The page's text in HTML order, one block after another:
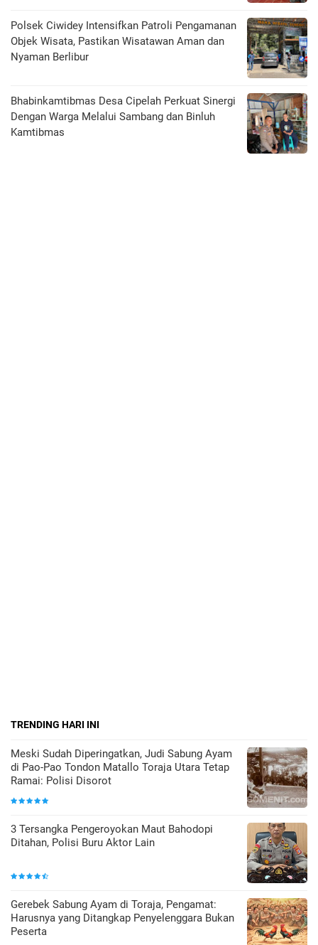
Polsek Ciwidey Intensifkan Patroli Pengamanan
Objek Wisata, Pastikan Wisatawan Aman dan
Nyaman Berlibur
Bhabinkamtibmas Desa Cipelah Perkuat Sinergi
Dengan Warga Melalui Sambang dan Binluh
Kamtibmas
TRENDING HARI INI
Meski Sudah Diperingatkan, Judi Sabung Ayam
di Pao-Pao Tondon Matallo Toraja Utara Tetap
Ramai: Polisi Disorot
3 Tersangka Pengeroyokan Maut Bahodopi
Ditahan, Polisi Buru Aktor Lain
Gerebek Sabung Ayam di Toraja, Pengamat:
Harusnya yang Ditangkap Penyelenggara Bukan
Peserta